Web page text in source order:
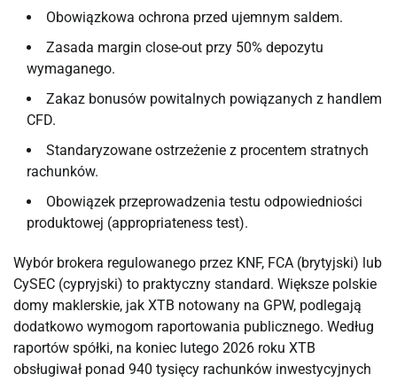
Obowiązkowa ochrona przed ujemnym saldem.
Zasada margin close-out przy 50% depozytu
wymaganego.
Zakaz bonusów powitalnych powiązanych z handlem
CFD.
Standaryzowane ostrzeżenie z procentem stratnych
rachunków.
Obowiązek przeprowadzenia testu odpowiedniości
produktowej (appropriateness test).
Wybór brokera regulowanego przez KNF, FCA (brytyjski) lub
CySEC (cypryjski) to praktyczny standard. Większe polskie
domy maklerskie, jak XTB notowany na GPW, podlegają
dodatkowo wymogom raportowania publicznego. Według
raportów spółki, na koniec lutego 2026 roku XTB
obsługiwał ponad 940 tysięcy rachunków inwestycyjnych